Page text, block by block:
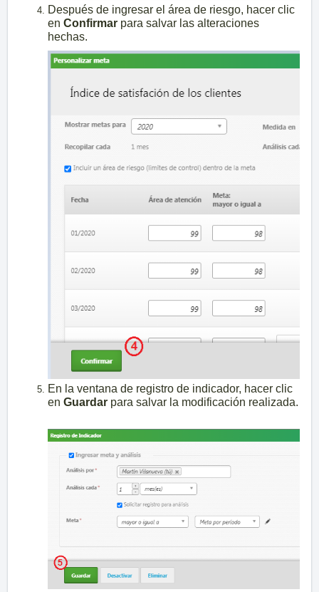
Después de ingresar el área de riesgo, hacer clic
en Confirmar para salvar las alteraciones
hechas.
En la ventana de registro de indicador, hacer clic
en Guardar para salvar la modificación realizada.